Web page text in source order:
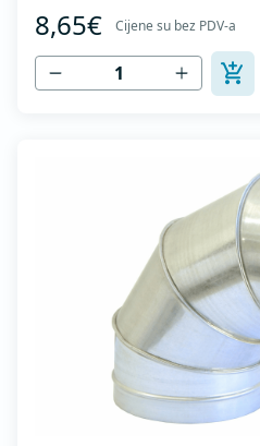
1506 I MEST EN 12237.
8,65€ Cijene su bez PDV-a